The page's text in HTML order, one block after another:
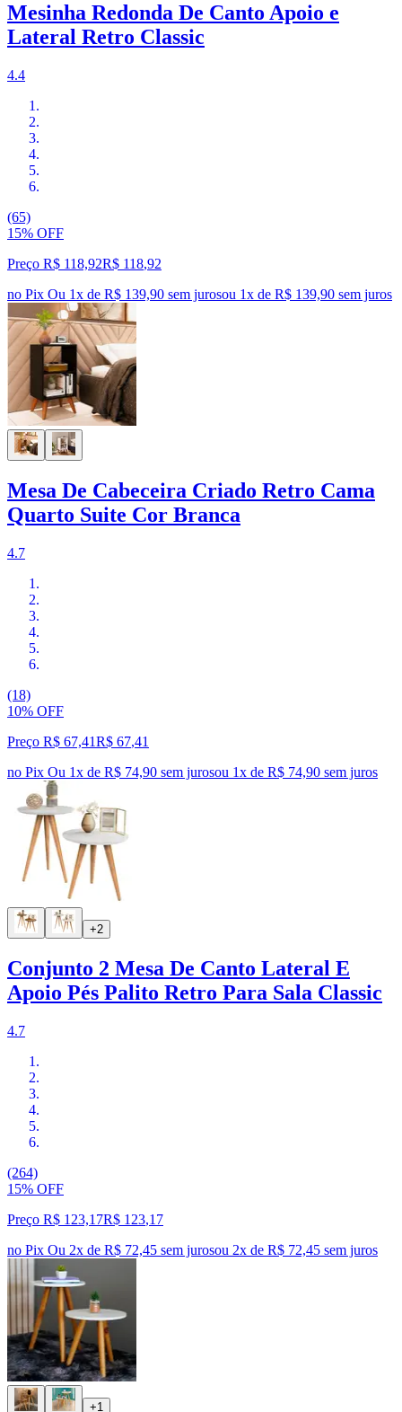
Mesinha Redonda De Canto Apoio e
Lateral Retro Classic
4.4
(65)
15% OFF
Preço R$ 118,92R$ 118,92
no Pix Ou 1x de R$ 139,90 sem jurosou 1x de R$ 139,90 sem juros
Mesa De Cabeceira Criado Retro Cama
Quarto Suite Cor Branca
4.7
(18)
10% OFF
Preço R$ 67,41R$ 67,41
no Pix Ou 1x de R$ 74,90 sem jurosou 1x de R$ 74,90 sem juros
+2
Conjunto 2 Mesa De Canto Lateral E
Apoio Pés Palito Retro Para Sala Classic
4.7
(264)
15% OFF
Preço R$ 123,17R$ 123,17
no Pix Ou 2x de R$ 72,45 sem jurosou 2x de R$ 72,45 sem juros
+1